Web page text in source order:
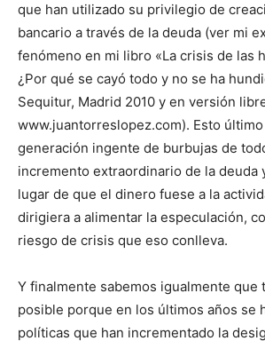
que han utilizado su privilegio de
bancario a través de la deuda (ver mi
fenómeno en mi libro «La crisis de las
¿Por qué se cayó todo y no se ha
Sequitur, Madrid 2010 y en versión
www.juantorreslopez.com). Esto
generación ingente de burbujas de
incremento extraordinario de la deuda
lugar de que el dinero fuese a la
dirigiera a alimentar la especulación,
riesgo de crisis que eso conlleva.
Y finalmente sabemos igualmente que
posible porque en los últimos años se
políticas que han incrementado la